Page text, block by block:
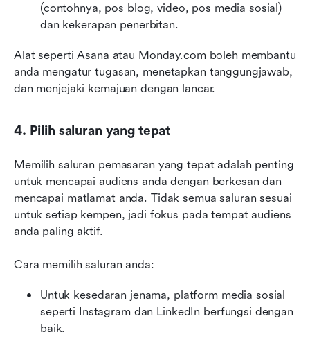
(contohnya, pos blog, video, pos media sosial)
dan kekerapan penerbitan.
Alat seperti Asana atau Monday.com boleh membantu
anda mengatur tugasan, menetapkan tanggungjawab,
dan menjejaki kemajuan dengan lancar.
4. Pilih saluran yang tepat
Memilih saluran pemasaran yang tepat adalah penting
untuk mencapai audiens anda dengan berkesan dan
mencapai matlamat anda. Tidak semua saluran sesuai
untuk setiap kempen, jadi fokus pada tempat audiens
anda paling aktif.
Cara memilih saluran anda:
Untuk kesedaran jenama, platform media sosial
seperti Instagram dan LinkedIn berfungsi dengan
baik.